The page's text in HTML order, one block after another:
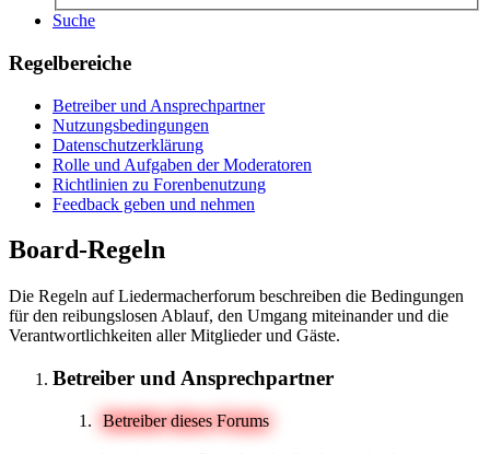
Suche
Regelbereiche
Betreiber und Ansprechpartner
Nutzungsbedingungen
Datenschutzerklärung
Rolle und Aufgaben der Moderatoren
Richtlinien zu Forenbenutzung
Feedback geben und nehmen
Board-Regeln
Die Regeln auf Liedermacherforum beschreiben die Bedingungen
für den reibungslosen Ablauf, den Umgang miteinander und die
Verantwortlichkeiten aller Mitglieder und Gäste.
Betreiber und Ansprechpartner
Betreiber dieses Forums